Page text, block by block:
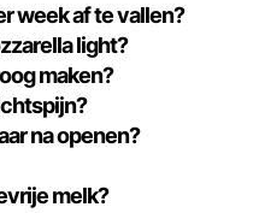
week af te vallen?
light?
maken?
na openen?
melk?